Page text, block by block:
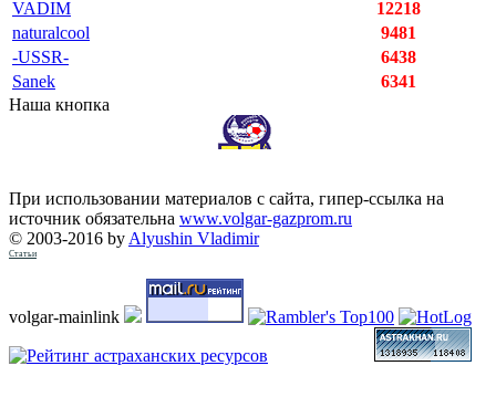
VADIM
12218
naturalcool
9481
-USSR-
6438
Sanek
6341
Наша кнопка
При использовании материалов с сайта, гипер-ссылка на
источник обязательна www.volgar-gazprom.ru
© 2003-2016 by Alyushin Vladimir
Статьи
volgar-mainlink